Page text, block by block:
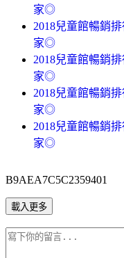
家◎
2018兒童館暢銷
家◎
2018兒童館暢銷
家◎
2018兒童館暢銷
家◎
2018兒童館暢銷
家◎
B9AEA7C5C2359401
載入更多